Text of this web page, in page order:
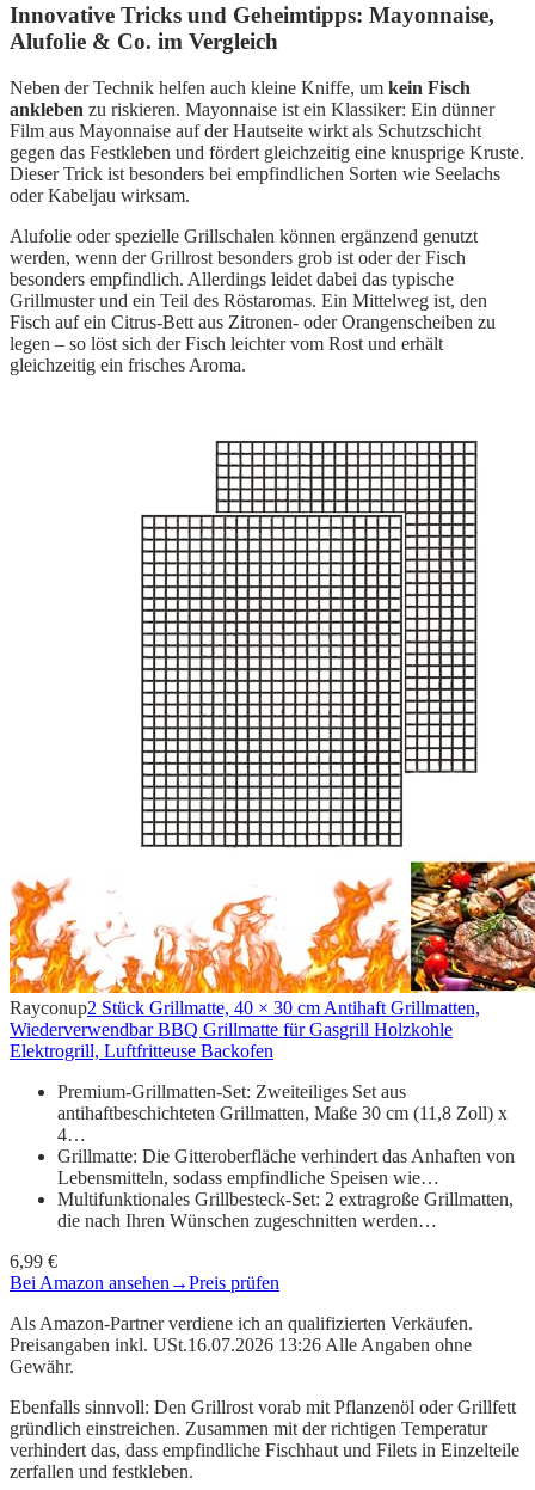
Innovative Tricks und Geheimtipps: Mayonnaise,
Alufolie & Co. im Vergleich
Neben der Technik helfen auch kleine Kniffe, um kein Fisch
ankleben zu riskieren. Mayonnaise ist ein Klassiker: Ein dünner
Film aus Mayonnaise auf der Hautseite wirkt als Schutzschicht
gegen das Festkleben und fördert gleichzeitig eine knusprige Kruste.
Dieser Trick ist besonders bei empfindlichen Sorten wie Seelachs
oder Kabeljau wirksam.
Alufolie oder spezielle Grillschalen können ergänzend genutzt
werden, wenn der Grillrost besonders grob ist oder der Fisch
besonders empfindlich. Allerdings leidet dabei das typische
Grillmuster und ein Teil des Röstaromas. Ein Mittelweg ist, den
Fisch auf ein Citrus-Bett aus Zitronen- oder Orangenscheiben zu
legen – so löst sich der Fisch leichter vom Rost und erhält
gleichzeitig ein frisches Aroma.
Rayconup2 Stück Grillmatte, 40 × 30 cm Antihaft Grillmatten,
Wiederverwendbar BBQ Grillmatte für Gasgrill Holzkohle
Elektrogrill, Luftfritteuse Backofen
Premium-Grillmatten-Set: Zweiteiliges Set aus
antihaftbeschichteten Grillmatten, Maße 30 cm (11,8 Zoll) x
4…
Grillmatte: Die Gitteroberfläche verhindert das Anhaften von
Lebensmitteln, sodass empfindliche Speisen wie…
Multifunktionales Grillbesteck-Set: 2 extragroße Grillmatten,
die nach Ihren Wünschen zugeschnitten werden…
6,99 €
Bei Amazon ansehen →Preis prüfen
Als Amazon-Partner verdiene ich an qualifizierten Verkäufen.
Preisangaben inkl. USt.16.07.2026 13:26 Alle Angaben ohne
Gewähr.
Ebenfalls sinnvoll: Den Grillrost vorab mit Pflanzenöl oder Grillfett
gründlich einstreichen. Zusammen mit der richtigen Temperatur
verhindert das, dass empfindliche Fischhaut und Filets in Einzelteile
zerfallen und festkleben.